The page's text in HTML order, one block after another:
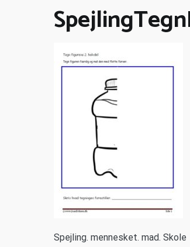
Spejling. mennesket. mad. Skole